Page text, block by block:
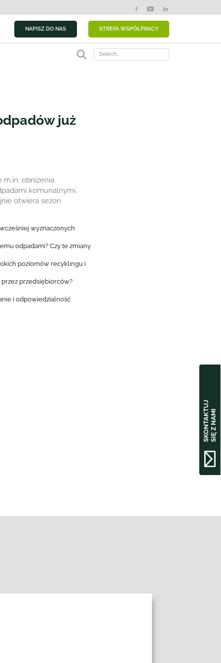
NAPISZ DO NAS STREFA WSPÓŁPRACY
S
K
O
N
T
A
KT
U
J
S
I
Ę
Z
N
A
MI
już
obniżenia
komunalnymi.
otwiera sezon
wyznaczonych
odpadami? Czy te zmiany
poziomów recyklingu i
przedsiębiorców?
i odpowiedzialność